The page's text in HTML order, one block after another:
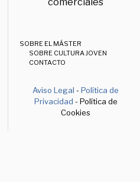
comerciales
SOBRE EL MÁSTER
SOBRE CULTURA JOVEN
CONTACTO
Aviso Legal -Política de
Privacidad - Política de
Cookies